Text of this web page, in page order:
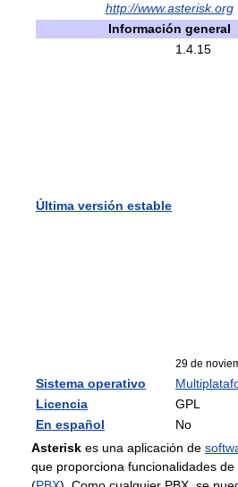
http://www.asterisk.org
Información general
Última versión estable
1.4.15
29 de
Sistema operativo
Licencia
GPL
En español
No
Asterisk es una aplicación de
que proporciona funcionalidades